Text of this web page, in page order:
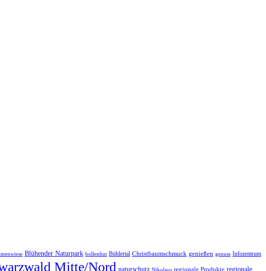
Blühender Naturpark bollenhut Bühlertal Christbaumschmuck genießen genuss Infozentrum
Mitte/Nord naturschutz Nikolaus regionale Produkte regionale